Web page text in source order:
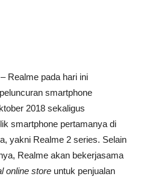
– Realme pada hari ini
smartphone
2018 sekaligus
smartphone pertamanya di
yakni Realme 2 series. Selain
Realme akan bekerjasama
online store untuk penjualan